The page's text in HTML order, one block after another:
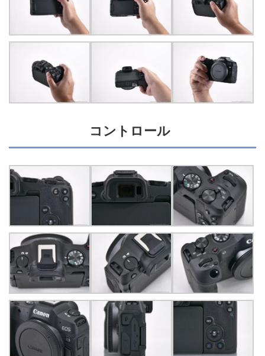
コントロール